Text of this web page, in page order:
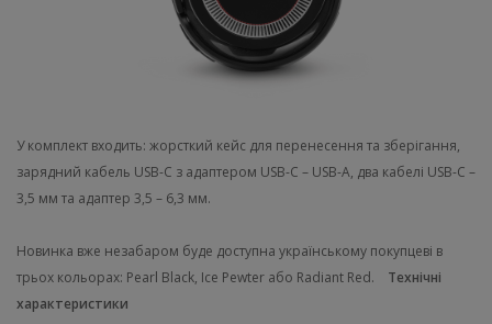
У комплект входить: жорсткий кейс для перенесення та зберігання,
зарядний кабель USB-C з адаптером USB-C – USB-A, два кабелі USB-C –
3,5 мм та адаптер 3,5 – 6,3 мм.
Новинка вже незабаром буде доступна українському покупцеві в
трьох кольорах: Pearl Black, Ice Pewter або Radiant Red.
Технічні
характеристики